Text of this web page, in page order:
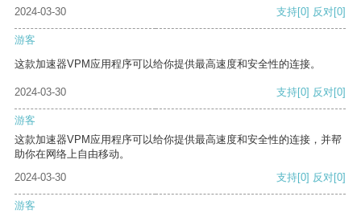
2024-03-30
支持[0] 反对[0]
游客
这款加速器VPM应用程序可以给你提供最高速度和安全性的连接。
2024-03-30 支持[0] 反对[0]
游客
这款加速器VPM应用程序可以给你提供最高速度和安全性的连接，并帮
助你在网络上自由移动。
2024-03-30
支持[0] 反对[0]
游客